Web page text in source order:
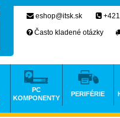
eshop@itsk.sk
Často kladené otázky
PC
KOMPONENTY
PERIFÉRIE